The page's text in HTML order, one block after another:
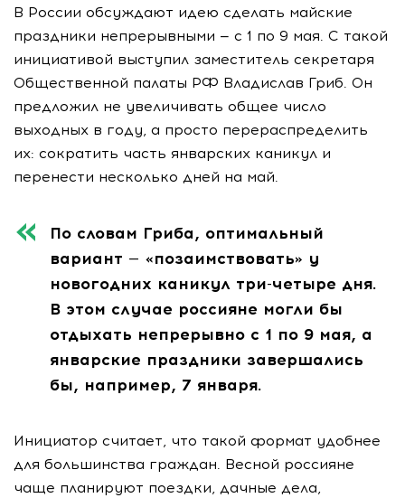
В России обсуждают идею сделать майские
праздники непрерывными — с 1 по 9 мая. С такой
инициативой выступил заместитель секретаря
Общественной палаты РФ Владислав Гриб. Он
предложил не увеличивать общее число
выходных в году, а просто перераспределить
их: сократить часть январских каникул и
перенести несколько дней на май.
По словам Гриба, оптимальный
вариант — «позаимствовать» у
новогодних каникул три-четыре дня.
В этом случае россияне могли бы
отдыхать непрерывно с 1 по 9 мая, а
январские праздники завершались
бы, например, 7 января.
Инициатор считает, что такой формат удобнее
для большинства граждан. Весной россияне
чаще планируют поездки, дачные дела,